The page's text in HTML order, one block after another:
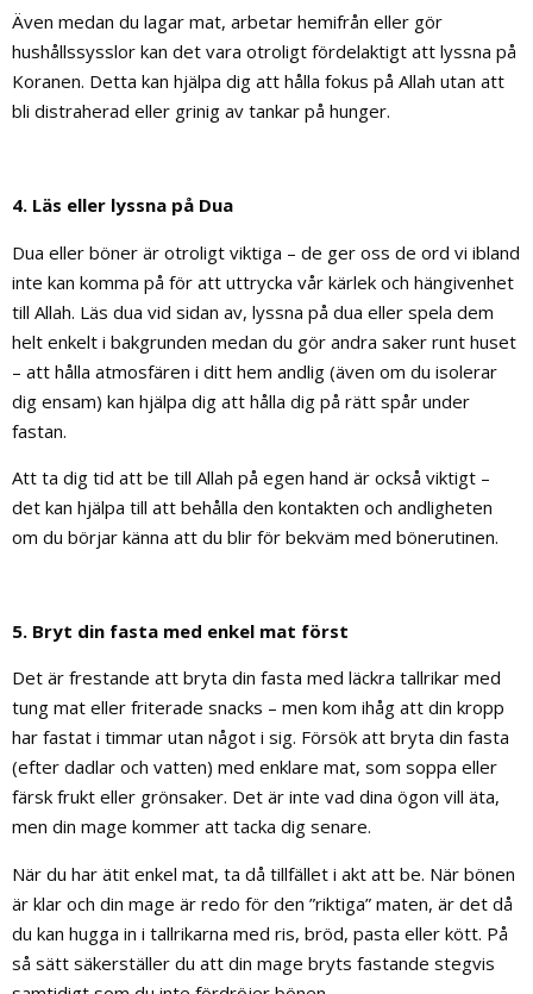
Även medan du lagar mat, arbetar hemifrån eller gör
hushållssysslor kan det vara otroligt fördelaktigt att lyssna på
Koranen. Detta kan hjälpa dig att hålla fokus på Allah utan att
bli distraherad eller grinig av tankar på hunger.
4. Läs eller lyssna på Dua
Dua eller böner är otroligt viktiga – de ger oss de ord vi ibland
inte kan komma på för att uttrycka vår kärlek och hängivenhet
till Allah. Läs dua vid sidan av, lyssna på dua eller spela dem
helt enkelt i bakgrunden medan du gör andra saker runt huset
– att hålla atmosfären i ditt hem andlig (även om du isolerar
dig ensam) kan hjälpa dig att hålla dig på rätt spår under
fastan.
Att ta dig tid att be till Allah på egen hand är också viktigt –
det kan hjälpa till att behålla den kontakten och andligheten
om du börjar känna att du blir för bekväm med bönerutinen.
5. Bryt din fasta med enkel mat först
Det är frestande att bryta din fasta med läckra tallrikar med
tung mat eller friterade snacks – men kom ihåg att din kropp
har fastat i timmar utan något i sig. Försök att bryta din fasta
(efter dadlar och vatten) med enklare mat, som soppa eller
färsk frukt eller grönsaker. Det är inte vad dina ögon vill äta,
men din mage kommer att tacka dig senare.
När du har ätit enkel mat, ta då tillfället i akt att be. När bönen
är klar och din mage är redo för den ”riktiga” maten, är det då
du kan hugga in i tallrikarna med ris, bröd, pasta eller kött. På
så sätt säkerställer du att din mage bryts fastande stegvis